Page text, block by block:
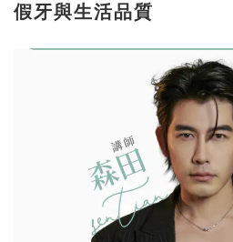
假牙與生活品質